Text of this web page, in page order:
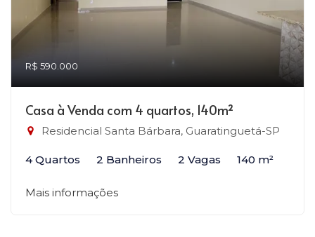
R$ 590.000
Casa à Venda com 4 quartos, 140m²
Residencial Santa Bárbara, Guaratinguetá-SP
4 Quartos 2 Banheiros 2 Vagas 140 m²
Mais informações